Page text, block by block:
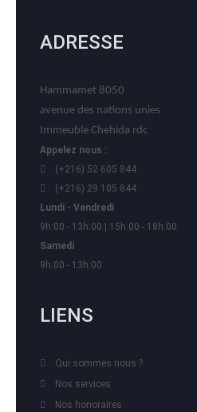
ADRESSE
Hammamet 8050
avenue des nations unies
Immeuble Chehida rdc
Appelez nous :
(+216) 52 605 844
(+216) 29 105 844
Lundi - Vendredi
9h:00 - 13h:00 | 15h:00 - 18h:00
Samedi
9h:00 - 13h:00
LIENS
Qui sommes nous ?
Nos services
Nos honoraires